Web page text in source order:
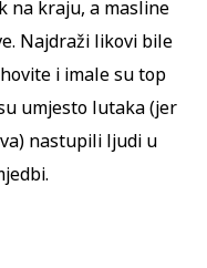
na kraju, a masline
Najdraži likovi bile
i imale su top
umjesto lutaka (jer
nastupili ljudi u